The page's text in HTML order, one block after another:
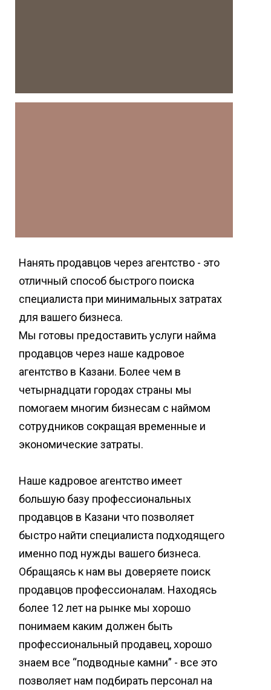
Нанять продавцов через агентство - это
отличный способ быстрого поиска
специалиста при минимальных затратах
для вашего бизнеса.
Мы готовы предоставить услуги найма
продавцов через наше кадровое
агентство в Казани. Более чем в
четырнадцати городах страны мы
помогаем многим бизнесам с наймом
сотрудников сокращая временные и
экономические затраты.
Наше кадровое агентство имеет
большую базу профессиональных
продавцов в Казани что позволяет
быстро найти специалиста подходящего
именно под нужды вашего бизнеса.
Обращаясь к нам вы доверяете поиск
продавцов профессионалам. Находясь
более 12 лет на рынке мы хорошо
понимаем каким должен быть
профессиональный продавец, хорошо
знаем все “подводные камни” - все это
позволяет нам подбирать персонал на